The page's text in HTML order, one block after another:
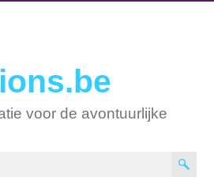
voor de avontuurlijke